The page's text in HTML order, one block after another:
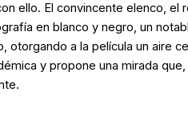
ello. El convincente elenco, el
en blanco y negro, un
otorgando a la película un aire
y propone una mirada